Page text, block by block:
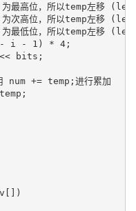
以temp左移 (len - i
以temp左移 (len - i
以temp左移 (len - i
1) * 4;
bits;
temp;进行累加